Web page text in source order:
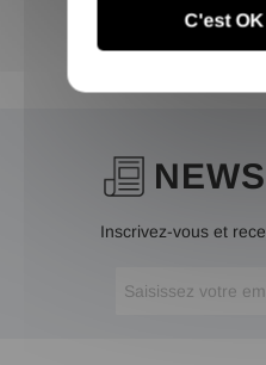
Inscrivez-vous et
C'est